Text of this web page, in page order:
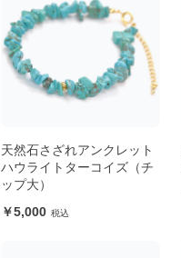
天然石さざれアンクレット
ハウライトターコイズ（チ
ップ大）
5,000